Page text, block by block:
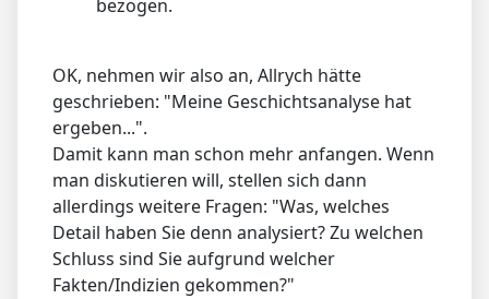
bezogen.
OK, nehmen wir also an, Allrych hätte
geschrieben: "Meine Geschichtsanalyse hat
ergeben...".
Damit kann man schon mehr anfangen. Wenn
man diskutieren will, stellen sich dann
allerdings weitere Fragen: "Was, welches
Detail haben Sie denn analysiert? Zu welchen
Schluss sind Sie aufgrund welcher
Fakten/Indizien gekommen?"